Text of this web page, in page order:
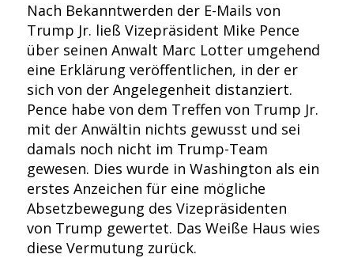
Nach Bekanntwerden der E-Mails von
Trump Jr. ließ Vizepräsident Mike Pence
über seinen Anwalt Marc Lotter umgehend
eine Erklärung veröffentlichen, in der er
sich von der Angelegenheit distanziert.
Pence habe von dem Treffen von Trump Jr.
mit der Anwältin nichts gewusst und sei
damals noch nicht im Trump-Team
gewesen. Dies wurde in Washington als ein
erstes Anzeichen für eine mögliche
Absetzbewegung des Vizepräsidenten
von Trump gewertet. Das Weiße Haus wies
diese Vermutung zurück.